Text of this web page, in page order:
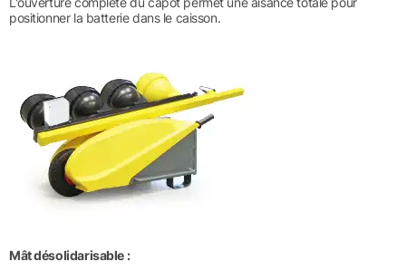
positionner la batterie dans le caisson.
Mât désolidarisable :